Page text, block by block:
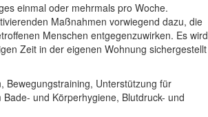
einmal oder mehrmals pro Woche.
Maßnahmen vorwiegend dazu, die
Menschen entgegenzuwirken. Es wird
Zeit in der eigenen Wohnung sichergestellt
Bewegungstraining, Unterstützung für
und Körperhygiene, Blutdruck- und